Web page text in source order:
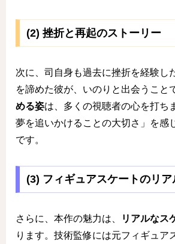
(2) 挫折と再起のストーリー
次に、司自身も過去に挫折を経験し
を諦めた彼が、いのりと出会うこと
める姿は、多くの視聴者の心を打ち
夢を追いかけることの大切さ」を感
です。
(3) フィギュアスケートのリア
さらに、本作の魅力は、 リアルなス
ります。技術監修には元フィギュア